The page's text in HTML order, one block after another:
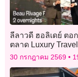
ลีลาวดี ฮอลิเดย์ ตอ
ตลาด Luxury
มาตรฐาน Super
รูปแบบ
30 กรกฎาคม 2569